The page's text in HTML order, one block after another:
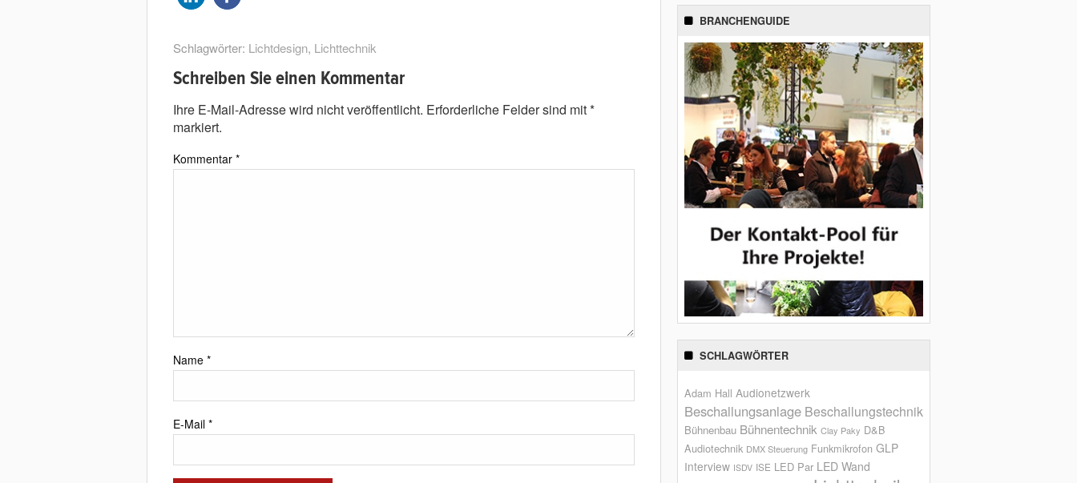
Schlagwörter: Lichtdesign, Lichttechnik
Schreiben Sie einen Kommentar
Ihre E-Mail-Adresse wird nicht veröffentlicht. Erforderliche Felder sind mit*
markiert.
Kommentar *
Name *
E-Mail *
BRANCHENGUIDE
SCHLAGWÖRTER
Adam Hall Audionetzwerk
Beschallungsanlage Beschallungstechnik
Bühnenbau Bühnentechnik Clay Paky D&B
Audiotechnik DMX Steuerung Funkmikrofon GLP
Interview ISDV ISE LED Par LED Wand